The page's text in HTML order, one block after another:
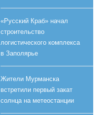
«Русский Краб» начал
строительство
логистического комплекса
в Заполярье
Жители Мурманска
встретили первый закат
солнца на метеостанции